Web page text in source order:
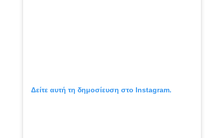
Δείτε αυτή τη δημοσίευση στο Instagram.